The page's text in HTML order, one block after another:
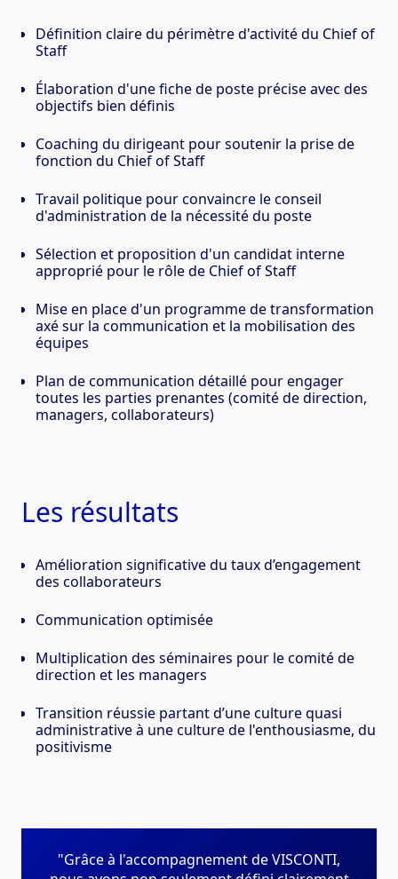
Définition claire du périmètre d'activité du Chief of
Staff
Élaboration d'une fiche de poste précise avec des
objectifs bien définis
Coaching du dirigeant pour soutenir la prise de
fonction du Chief of Staff
Travail politique pour convaincre le conseil
d'administration de la nécessité du poste
Sélection et proposition d'un candidat interne
approprié pour le rôle de Chief of Staff
Mise en place d'un programme de transformation
axé sur la communication et la mobilisation des
équipes
Plan de communication détaillé pour engager
toutes les parties prenantes (comité de direction,
managers, collaborateurs)
Les résultats
Amélioration significative du taux d’engagement
des collaborateurs
Communication optimisée
Multiplication des séminaires pour le comité de
direction et les managers
Transition réussie partant d’une culture quasi
administrative à une culture de l'enthousiasme, du
positivisme
"Grâce à l'accompagnement de VISCONTI,